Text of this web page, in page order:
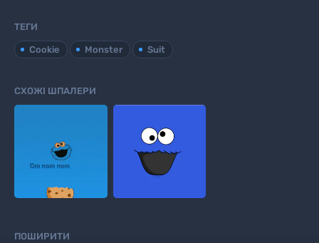
ТЕГИ
Cookie Monster Suit
СХОЖІ ШПАЛЕРИ
ПОШИРИТИ